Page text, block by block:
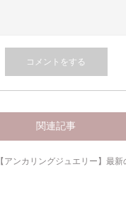
関連記事
【アンカリングジュエリー】最